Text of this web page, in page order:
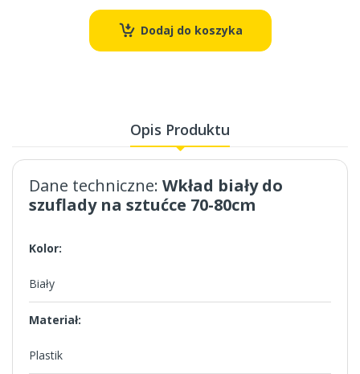
Dodaj do koszyka
Opis Produktu
Dane techniczne: Wkład biały do
szuflady na sztućce 70-80cm
Kolor:
Biały
Materiał:
Plastik